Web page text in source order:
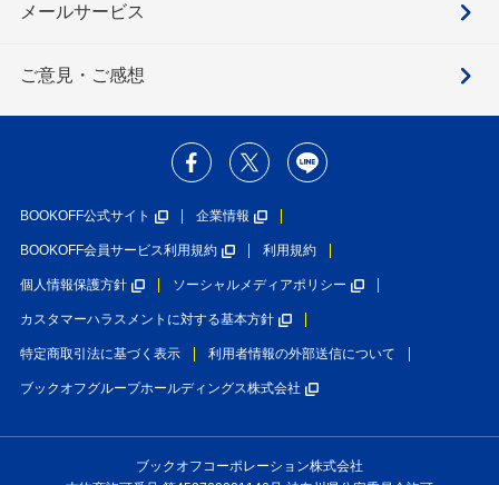
メールサービス
ご意見・ご感想
BOOKOFF公式サイト 企業情報
BOOKOFF会員サービス利用規約 利用規約
個人情報保護方針 ソーシャルメディアポリシー
カスタマーハラスメントに対する基本方針
特定商取引法に基づく表示 利用者情報の外部送信について
ブックオフグループホールディングス株式会社
ブックオフコーポレーション株式会社